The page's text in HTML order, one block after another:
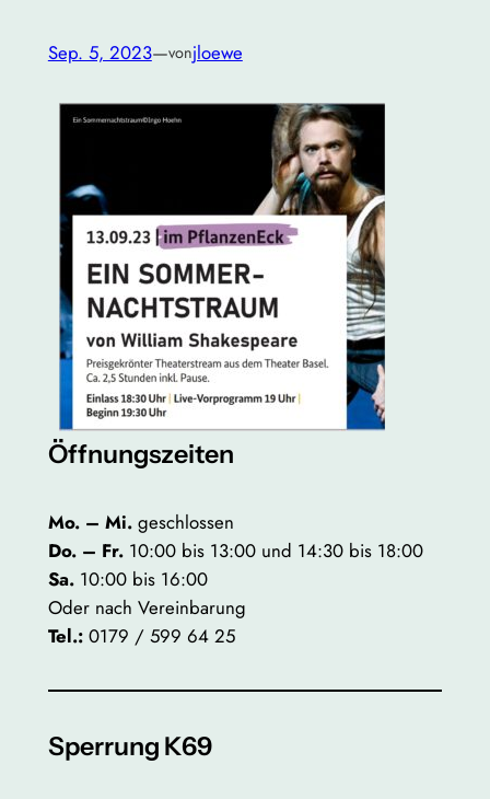
Sep. 5, 2023—vonjloewe
Öffnungszeiten
Mo. – Mi.geschlossen
Do. – Fr. 10:00 bis 13:00 und 14:30 bis 18:00
Sa.10:00 bis 16:00
Oder nach Vereinbarung
Tel.:0179 / 599 64 25
Sperrung K69